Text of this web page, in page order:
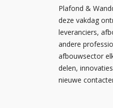
Plafond &
deze vakdag
leveranciers,
andere
afbouwsector
delen,
nieuwe